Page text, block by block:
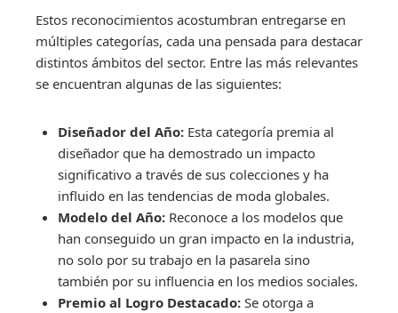
Estos reconocimientos acostumbran entregarse en
múltiples categorías, cada una pensada para destacar
distintos ámbitos del sector. Entre las más relevantes
se encuentran algunas de las siguientes:
Diseñador del Año: Esta categoría premia al
diseñador que ha demostrado un impacto
significativo a través de sus colecciones y ha
influido en las tendencias de moda globales.
Modelo del Año: Reconoce a los modelos que
han conseguido un gran impacto en la industria,
no solo por su trabajo en la pasarela sino
también por su influencia en los medios sociales.
Premio al Logro Destacado: Se otorga a